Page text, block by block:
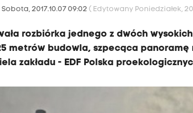
Sobota, 2017.10.07 09:02( Edytowany Poniedziałek,
rozbiórka jednego z dwóch
metrów budowla, szpecąca
zakładu - EDF Polska